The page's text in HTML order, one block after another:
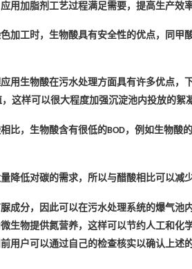
用加脂剂工艺过程满足需要，提高生产效
加工时，生物酸具有安全性的优点，同
用生物酸在污水处理方面具有许多优点
，这样可以很大程度加强沉淀池内投放的絮
比，生物酸含有很低的BOD，例如生物酸的
降低对碳的需求，所以与醋酸相比可以减
成分，因此可以在污水处理系统的爆气
生物提供氮营养，这样可以节约人工和化
用户可以通过自己的检查核实以确认上述